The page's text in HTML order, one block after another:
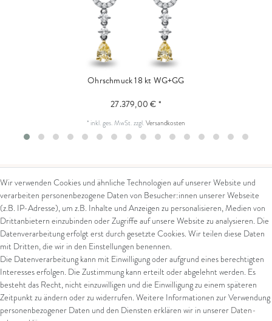
Ohrschmuck 18 kt WG+GG
27.379,00 € *
* inkl. ges. MwSt.zzgl.Versandkosten
Kontakt
Kontaktformular
Arena in Arte GmbH
Marktgasse 2,
8600 Dübendorf
Tel: +41 44 821 60 40
Rechtliches
AGB
Impressum
Datenschutz
Widerrufsrecht
Zahlung und Versand
Widerrufsformular
Wir verwenden Cookies und ähnliche Technologien auf unserer Website und
verarbeiten personenbezogene Daten von Besucher:innen unserer Webseite
(z.B. IP-Adresse), um z.B. Inhalte und Anzeigen zu personalisieren, Medien von
Drittanbietern einzubinden oder Zugriffe auf unsere Website zu analysieren. Die
Datenverarbeitung erfolgt erst durch gesetzte Cookies. Wir teilen diese Daten
mit Dritten, die wir in den Einstellungen benennen.
Die Datenverarbeitung kann mit Einwilligung oder aufgrund eines berechtigten
Interesses erfolgen. Die Zustimmung kann erteilt oder abgelehnt werden. Es
besteht das Recht, nicht einzuwilligen und die Einwilligung zu einem späteren
Zeitpunkt zu ändern oder zu widerrufen. Weitere Informationen zur Verwendung
personenbezogener Daten und den Diensten erklären wir in unserer Daten­